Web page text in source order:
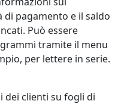
pagamento e il saldo
Può essere
tramite il menu
per lettere in serie.
dei clienti su fogli di